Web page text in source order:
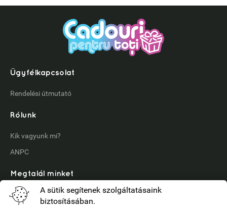
Ügyfélkapcsolat
Rendelési útmutató
Rólunk
Kik vagyunk mi?
ANPC
Megtalál minket
Instagram
A sütik segítenek szolgáltatásaink
biztosításában.